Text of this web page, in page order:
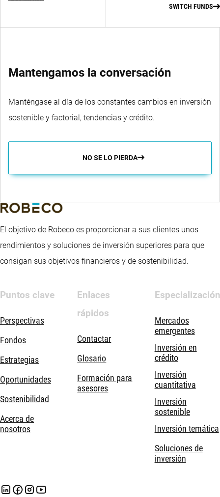
SWITCH FUNDS
Mantengamos la conversación
Manténgase al día de los constantes cambios en inversión
sostenible y factorial, tendencias y crédito.
NO SE LO PIERDA
El objetivo de Robeco es proporcionar a sus clientes unos
rendimientos y soluciones de inversión superiores para que
consigan sus objetivos financieros y de sostenibilidad.
Puntos clave
Perspectivas
Fondos
Estrategias
Oportunidades
Sostenibilidad
Acerca de
nosotros
Enlaces
rápidos
Contactar
Glosario
Formación para
asesores
Especialización
Mercados
emergentes
Inversión en
crédito
Inversión
cuantitativa
Inversión
sostenible
Inversión temática
Soluciones de
inversión